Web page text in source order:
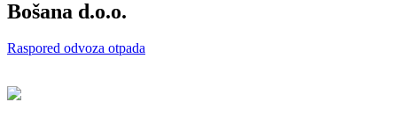
Bošana d.o.o.
Raspored odvoza otpada